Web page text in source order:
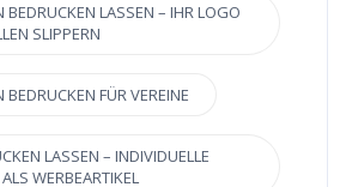
BEDRUCKEN LASSEN – IHR LOGO
SLIPPERN
BEDRUCKEN FÜR VEREINE
LASSEN – INDIVIDUELLE
WERBEARTIKEL